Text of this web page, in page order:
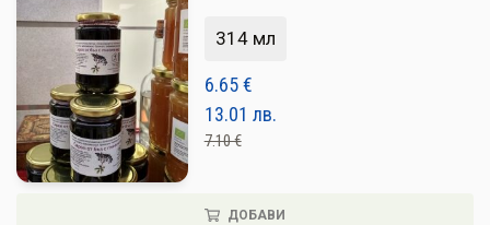
314 мл
6.65€
13.01 лв.
7.10 €
ДОБАВИ